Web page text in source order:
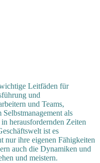
Leitfäden für
und
und Teams,
als
herausfordernden Zeiten
ist es
nur ihre eigenen Fähigkeiten
auch die Dynamiken und
und meistern.